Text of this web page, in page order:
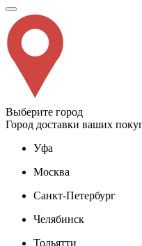
Выберите город
Город доставки ваших
Уфа
Москва
Санкт-Петербург
Челябинск
Тольятти